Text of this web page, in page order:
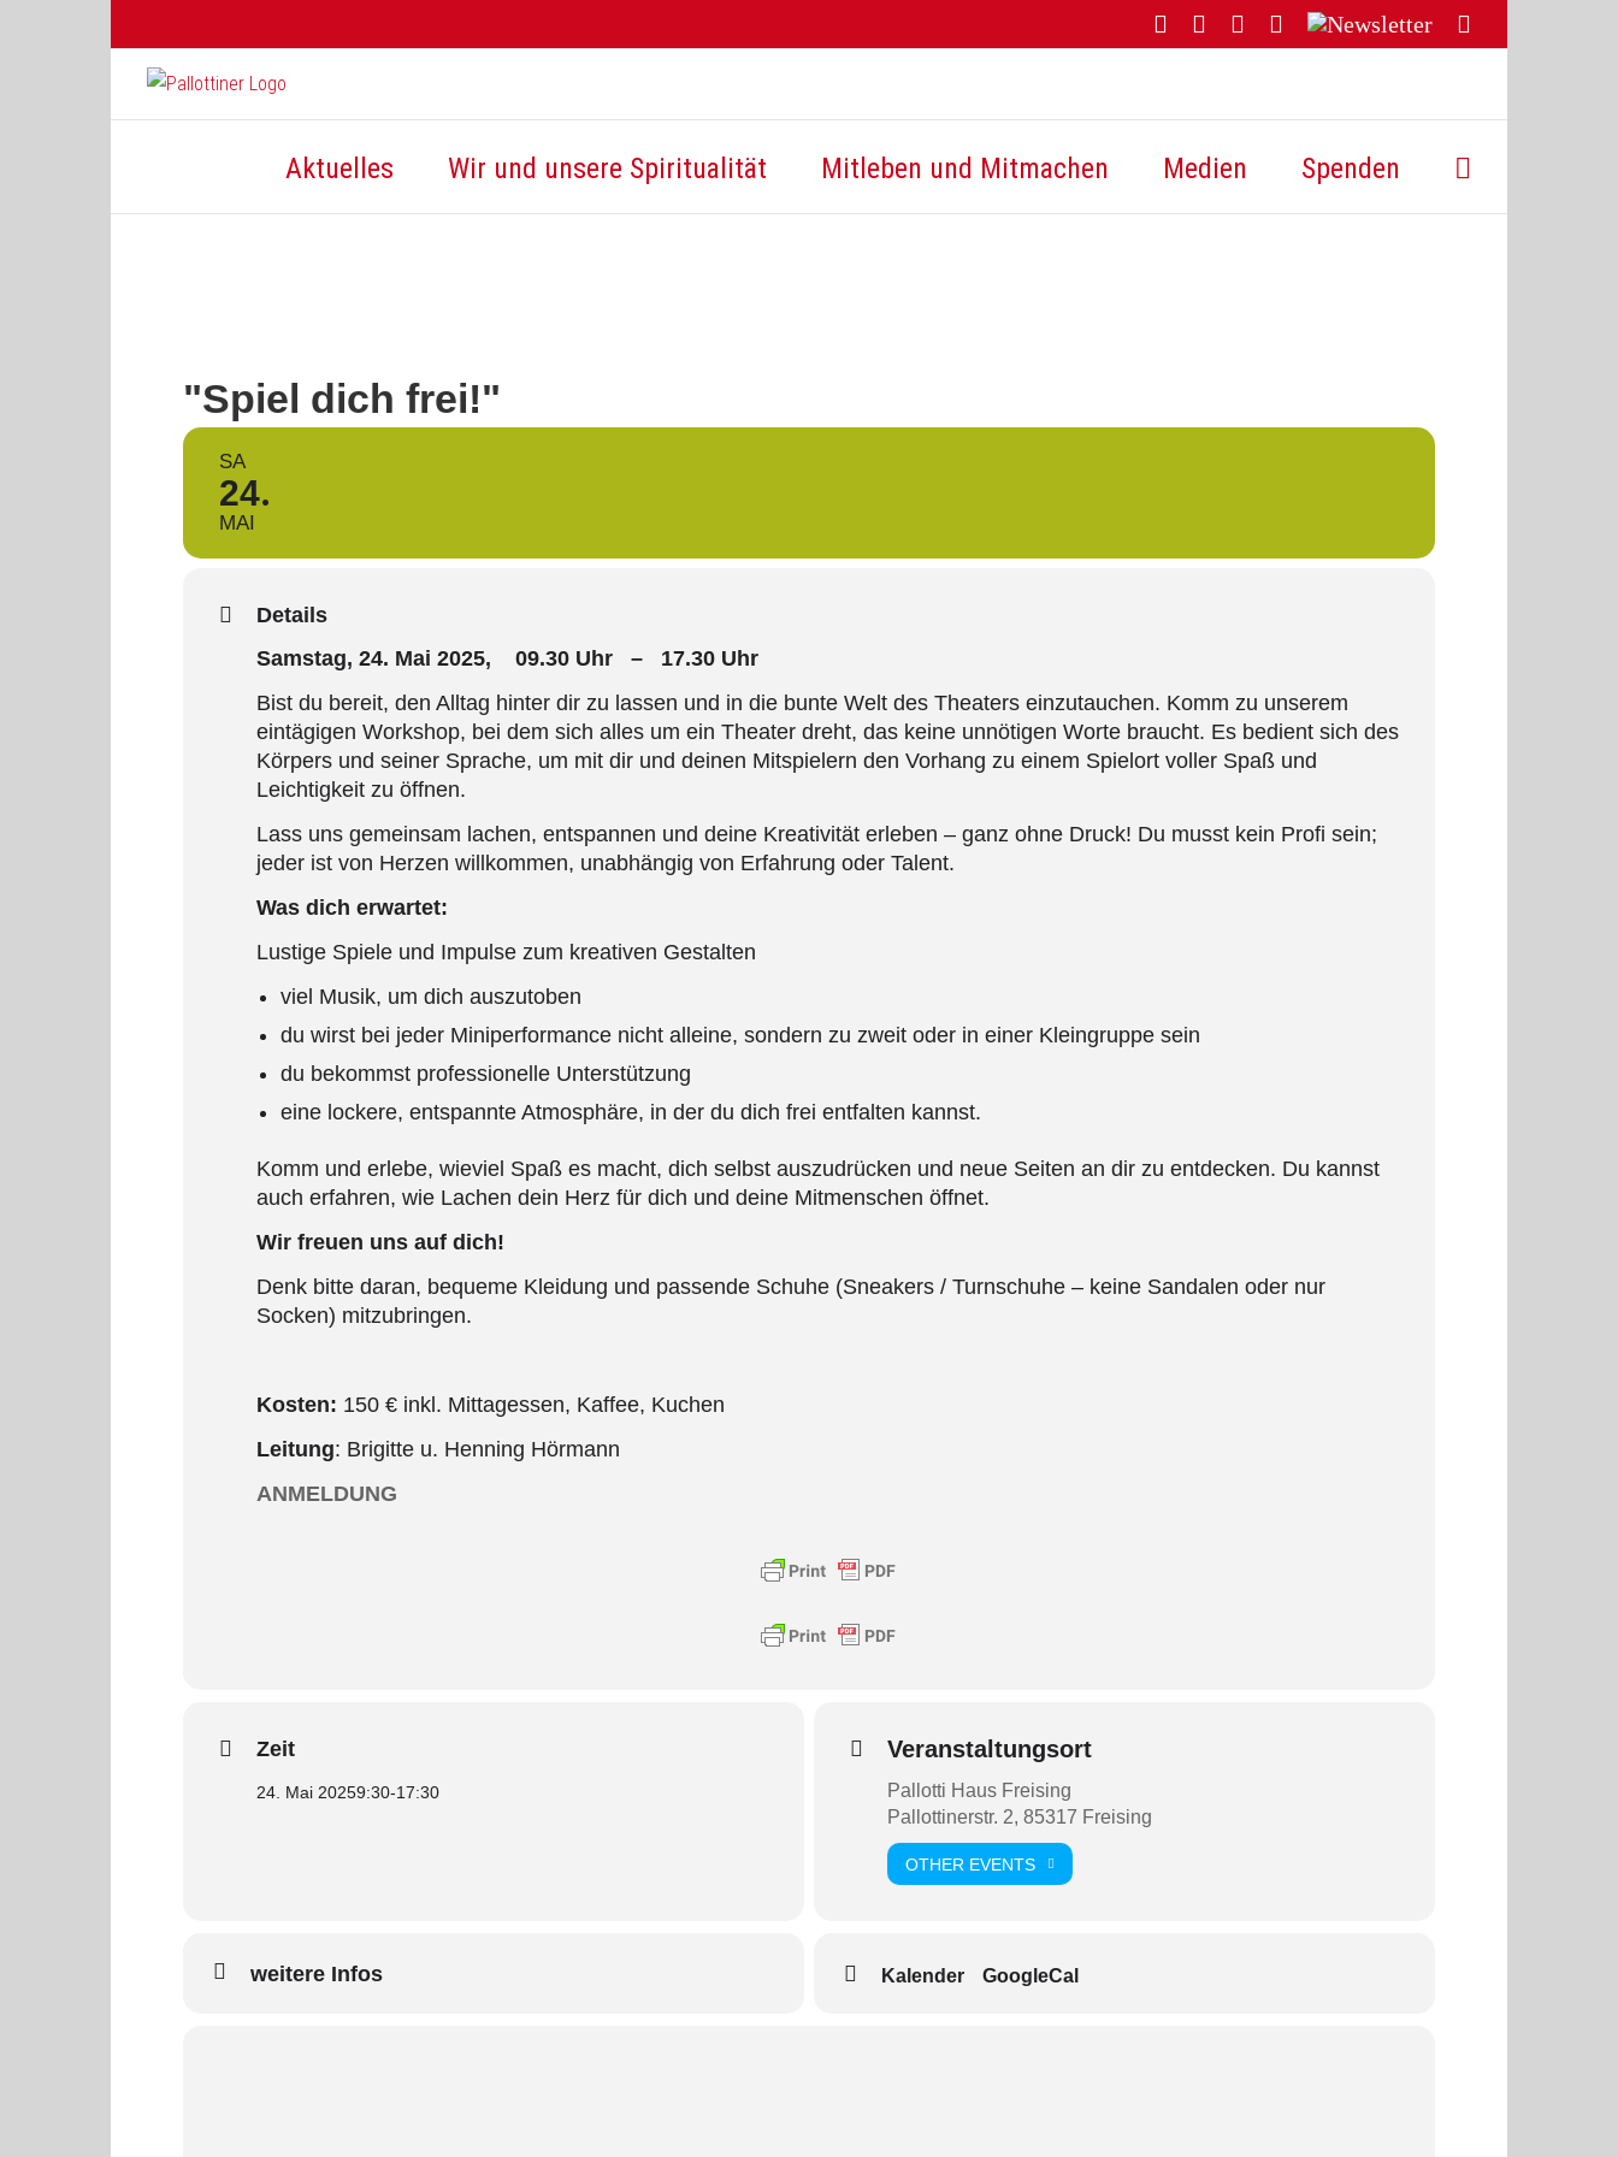
FacebookYouTubeInstagram
Threads
Newsletter
Mail
Aktuelles Wir und unsere Spiritualität Mitleben und Mitmachen Medien Spenden
"Spiel dich frei!"
SA
24
MAI
Details
Samstag, 24. Mai 2025, 09.30 Uhr – 17.30 Uhr
Bist du bereit, den Alltag hinter dir zu lassen und in die bunte Welt des Theaters einzutauchen. Komm zu unserem
eintägigen Workshop, bei dem sich alles um ein Theater dreht, das keine unnötigen Worte braucht. Es bedient sich des
Körpers und seiner Sprache, um mit dir und deinen Mitspielern den Vorhang zu einem Spielort voller Spaß und
Leichtigkeit zu öffnen.
Lass uns gemeinsam lachen, entspannen und deine Kreativität erleben – ganz ohne Druck! Du musst kein Profi sein;
jeder ist von Herzen willkommen, unabhängig von Erfahrung oder Talent.
Was dich erwartet:
Lustige Spiele und Impulse zum kreativen Gestalten
viel Musik, um dich auszutoben
du wirst bei jeder Miniperformance nicht alleine, sondern zu zweit oder in einer Kleingruppe sein
du bekommst professionelle Unterstützung
eine lockere, entspannte Atmosphäre, in der du dich frei entfalten kannst.
Komm und erlebe, wieviel Spaß es macht, dich selbst auszudrücken und neue Seiten an dir zu entdecken. Du kannst
auch erfahren, wie Lachen dein Herz für dich und deine Mitmenschen öffnet.
Wir freuen uns auf dich!
Denk bitte daran, bequeme Kleidung und passende Schuhe (Sneakers / Turnschuhe – keine Sandalen oder nur
Socken) mitzubringen.
Kosten: 150 € inkl. Mittagessen, Kaffee, Kuchen
Leitung: Brigitte u. Henning Hörmann
ANMELDUNG
Zeit
24. Mai 20259:30-17:30
Veranstaltungsort
Pallotti Haus Freising
Pallottinerstr. 2, 85317 Freising
OTHER EVENTS
weitere Infos Kalender GoogleCal